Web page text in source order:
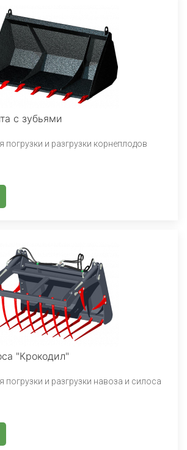
с зубьями
погрузки и разгрузки корнеплодов
"Крокодил"
погрузки и разгрузки навоза и силоса